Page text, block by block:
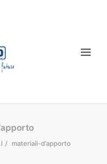
materiali-d’apporto